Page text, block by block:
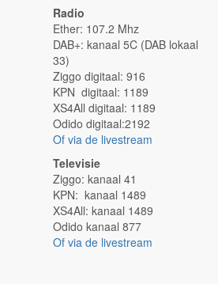
Radio
Ether: 107.2 Mhz
DAB+: kanaal 5C (DAB lokaal
33)
Ziggo digitaal: 916
KPN digitaal: 1189
XS4All digitaal: 1189
Odido digitaal:2192
Of via de livestream
Televisie
Ziggo: kanaal 41
KPN: kanaal 1489
XS4All: kanaal 1489
Odido kanaal 877
Of via de livestream